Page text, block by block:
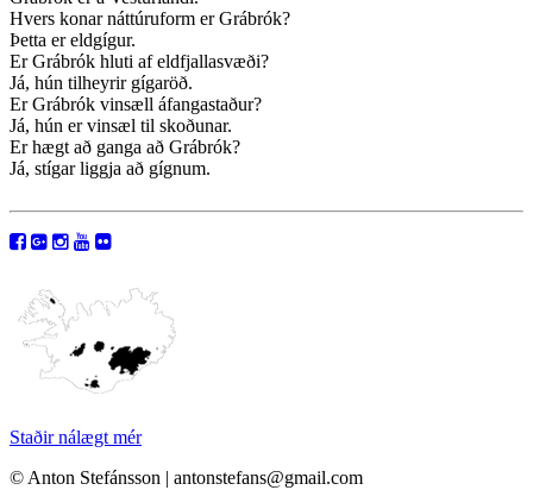
Hvers konar náttúruform er Grábrók?
Þetta er eldgígur.
Er Grábrók hluti af eldfjallasvæði?
Já, hún tilheyrir gígaröð.
Er Grábrók vinsæll áfangastaður?
Já, hún er vinsæl til skoðunar.
Er hægt að ganga að Grábrók?
Já, stígar liggja að gígnum.
Staðir nálægt mér
© Anton Stefánsson | antonstefans@gmail.com